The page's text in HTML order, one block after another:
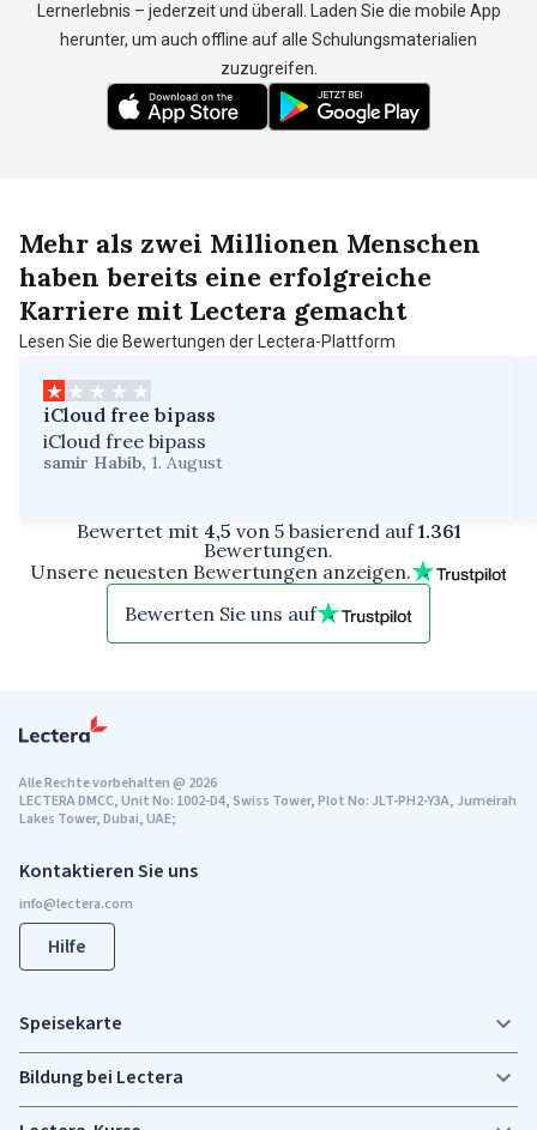
Lernerlebnis – jederzeit und überall. Laden Sie die mobile App
herunter, um auch offline auf alle Schulungsmaterialien
zuzugreifen.
Mehr als zwei Millionen Menschen
haben bereits eine erfolgreiche
Karriere mit Lectera gemacht
Lesen Sie die Bewertungen der Lectera-Plattform
iCloud free bipass
iCloud free bipass
samir Habib, 1. August
Bewertet mit 4,5 von 5 basierend auf1.361
Bewertungen.
Unsere neuesten Bewertungen anzeigen.
Bewerten Sie uns auf
Kontaktieren Sie uns
Hilfe
Alle Rechte vorbehalten@ 2026
LECTERA DMCC, Unit No: 1002-D4, Swiss Tower, Plot No: JLT-PH2-Y3A, Jumeirah
Lakes Tower, Dubai, UAE;
Speisekarte
Bildung bei Lectera